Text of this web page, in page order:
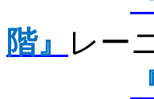
階』
レー